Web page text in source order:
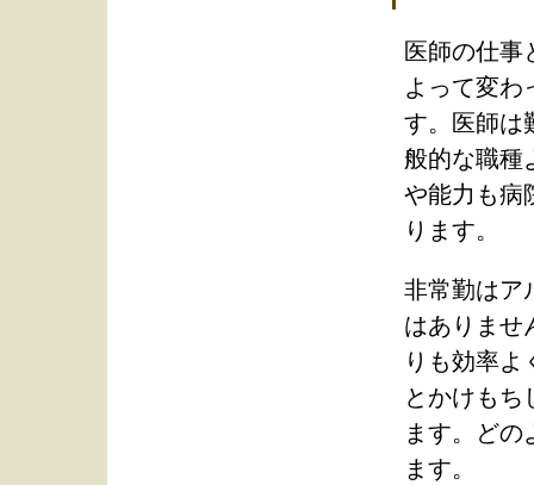
医師の仕事
よって変わ
す。医師は
般的な職種
や能力も病
ります。
非常勤はア
はありませ
りも効率
とかけもち
ます。ど
ます。